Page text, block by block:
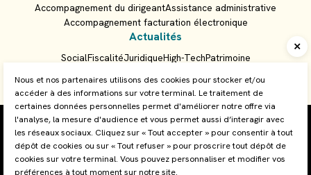
Accès client
Nous contacter
Accompagnement du dirigeantAssistance administrative
Accompagnement facturation électronique
Actualités
SocialFiscalitéJuridiqueHigh-TechPatrimoine
Plan du site
Mentions légales et RGPD
Gestion des cookies
Charte cookies
Nous et nos partenaires utilisons des cookies pour stocker et/ou
accéder à des informations sur votre terminal. Le traitement de
certaines données personnelles permet d'améliorer notre offre via
l'analyse, la mesure d'audience et vous permet aussi d’interagir avec
les réseaux sociaux. Cliquez sur « Tout accepter » pour consentir à tout
dépôt de cookies ou sur « Tout refuser » pour proscrire tout dépôt de
cookies sur votre terminal. Vous pouvez personnaliser et modifier vos
préférences à tout moment sur notre site.